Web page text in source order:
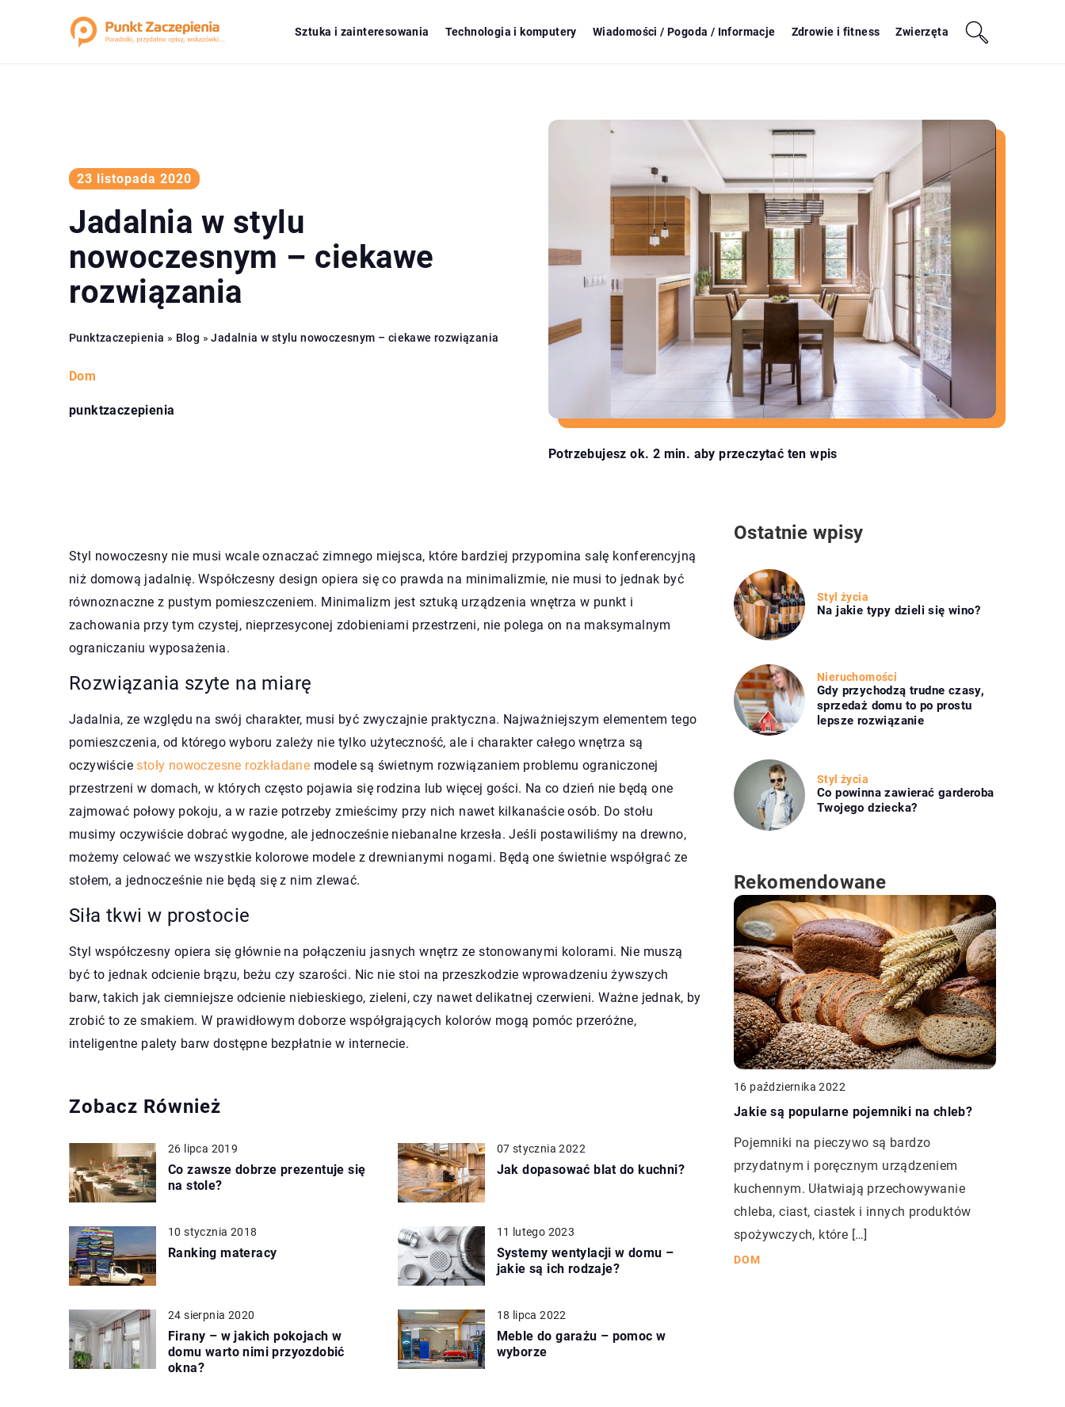
Sztuka i zainteresowania Technologia i komputery Wiadomości / Pogoda / Informacje Zdrowie i fitness Zwierzęta
23 listopada 2020
Jadalnia w stylu
nowoczesnym – ciekawe
rozwiązania
Punktzaczepienia » Blog »Jadalnia w stylu nowoczesnym – ciekawe rozwiązania
Dom
punktzaczepienia
Potrzebujesz ok. 2 min. aby przeczytać ten wpis
Styl nowoczesny nie musi wcale oznaczać zimnego miejsca, które bardziej przypomina salę konferencyjną
niż domową jadalnię. Współczesny design opiera się co prawda na minimalizmie, nie musi to jednak być
równoznaczne z pustym pomieszczeniem. Minimalizm jest sztuką urządzenia wnętrza w punkt i
zachowania przy tym czystej, nieprzesyconej zdobieniami przestrzeni, nie polega on na maksymalnym
ograniczaniu wyposażenia.
Rozwiązania szyte na miarę
Jadalnia, ze względu na swój charakter, musi być zwyczajnie praktyczna. Najważniejszym elementem tego
pomieszczenia, od którego wyboru zależy nie tylko użyteczność, ale i charakter całego wnętrza są
oczywiściestoły nowoczesne rozkładane modele są świetnym rozwiązaniem problemu ograniczonej
przestrzeni w domach, w których często pojawia się rodzina lub więcej gości. Na co dzień nie będą one
zajmować połowy pokoju, a w razie potrzeby zmieścimy przy nich nawet kilkanaście osób. Do stołu
musimy oczywiście dobrać wygodne, ale jednocześnie niebanalne krzesła. Jeśli postawiliśmy na drewno,
możemy celować we wszystkie kolorowe modele z drewnianymi nogami. Będą one świetnie współgrać ze
stołem, a jednocześnie nie będą się z nim zlewać.
Siła tkwi w prostocie
Styl współczesny opiera się głównie na połączeniu jasnych wnętrz ze stonowanymi kolorami. Nie muszą
być to jednak odcienie brązu, beżu czy szarości. Nic nie stoi na przeszkodzie wprowadzeniu żywszych
barw, takich jak ciemniejsze odcienie niebieskiego, zieleni, czy nawet delikatnej czerwieni. Ważne jednak, by
zrobić to ze smakiem. W prawidłowym doborze współgrających kolorów mogą pomóc przeróżne,
inteligentne palety barw dostępne bezpłatnie w internecie.
Zobacz Również
26 lipca 2019
Co zawsze dobrze prezentuje się
na stole?
07 stycznia 2022
Jak dopasować blat do kuchni?
10 stycznia 2018
Ranking materacy
11 lutego 2023
Systemy wentylacji w domu –
jakie są ich rodzaje?
24 sierpnia 2020
Firany – w jakich pokojach w
domu warto nimi przyozdobić
okna?
18 lipca 2022
Meble do garażu – pomoc w
wyborze
Ostatnie wpisy
Styl życia
Na jakie typy dzieli się wino?
Nieruchomości
Gdy przychodzą trudne czasy,
sprzedaż domu to po prostu
lepsze rozwiązanie
Styl życia
Co powinna zawierać garderoba
Twojego dziecka?
Rekomendowane
16 października 2022
Jakie są popularne pojemniki na chleb?
Pojemniki na pieczywo są bardzo
przydatnym i poręcznym urządzeniem
kuchennym. Ułatwiają przechowywanie
chleba, ciast, ciastek i innych produktów
spożywczych, które […]
DOM